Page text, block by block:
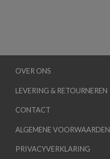
OVER ONS
LEVERING & RETOURNEREN
CONTACT
ALGEMENE VOORWAARDEN
PRIVACYVERKLARING